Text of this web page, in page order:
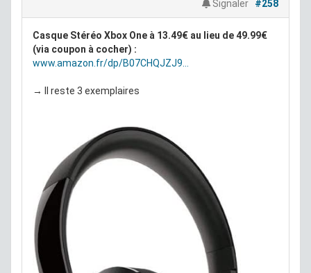
Deadpool with Teddy Panties Exclusivité Fnac à
4.99€ au lieu de 21.99€ :www.fnac.com/Figurine-
→ Il reste 2 exemplaires
→ Produit n ayant pas servi reconditionne dans son
emballage d'origine fourni avec l'ensemble de ses
accessoires issu d'un carton abimé en entrepot.
Garantie légale 24 mois
Signaler
#258
Casque Stéréo Xbox One à 13.49€ au lieu de 49.99€
(via coupon à cocher) :
www.amazon.fr/dp/B07CHQJZJ9...
→ Il reste 3 exemplaires